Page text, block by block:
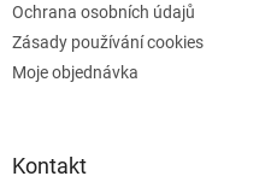
Ochrana osobních údajů
Zásady používání cookies
Moje objednávka
Kontakt